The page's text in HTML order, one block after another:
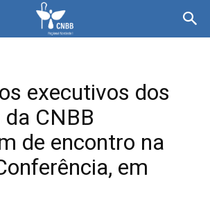
executivos dos
CNBB
de encontro na
em